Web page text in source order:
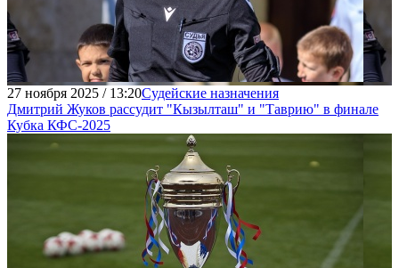
27 ноября 2025 / 13:20Судейские назначения
Дмитрий Жуков рассудит "Кызылташ" и "Таврию" в финале
Кубка КФС-2025